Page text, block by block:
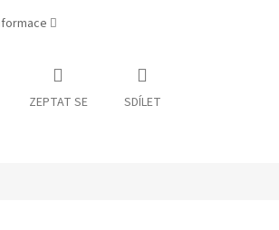
ZEPTAT SE SDÍLET